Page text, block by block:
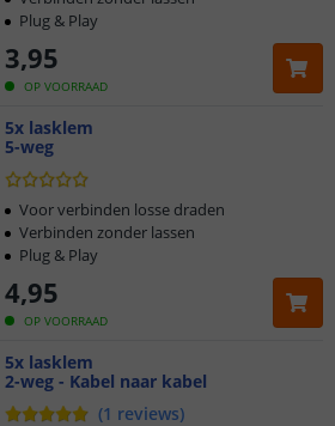
OP VOORRAAD
3,95
Plug & Play
5x lasklem
5-weg
OP VOORRAAD
4,95
Voor verbinden losse draden
Verbinden zonder lassen
Plug & Play
5x lasklem
2-weg - Kabel naar kabel
(1 reviews)